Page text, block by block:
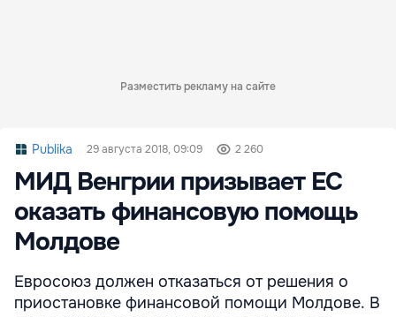
Разместить рекламу на сайте
Publika 29 августа 2018, 09:09 2 260
МИД Венгрии призывает ЕС
оказать финансовую помощь
Молдове
Евросоюз должен отказаться от решения о
приостановке финансовой помощи Молдове. В